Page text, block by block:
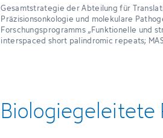
Gesamtstrategie der Abteilung für
Präzisionsonkologie und molekulare
Forschungsprogramms „Funktionelle und
interspaced short palindromic repeats;
Biologiegeleitete